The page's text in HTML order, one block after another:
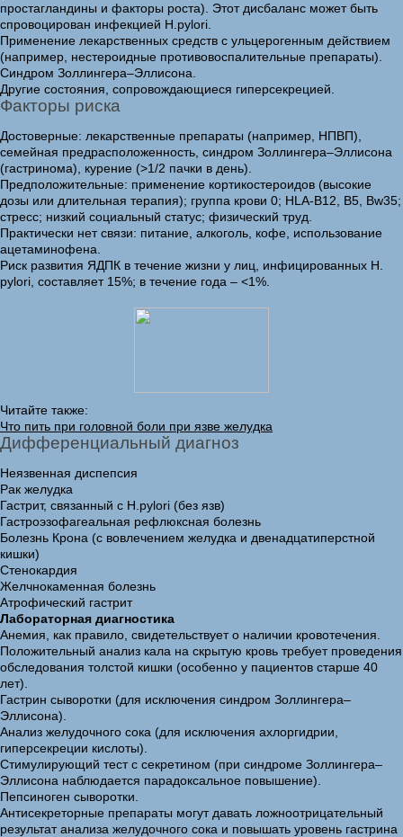
простагландины и факторы роста). Этот дисбаланс может быть
спровоцирован инфекцией H.pylori.
Применение лекарственных средств с ульцерогенным действием
(например, нестероидные противовоспалительные препараты).
Синдром Золлингера–Эллисона.
Другие состояния, сопровождающиеся гиперсекрецией.
Факторы риска
Достоверные: лекарственные препараты (например, НПВП),
семейная предрасположенность, синдром Золлингера–Эллисона
(гастринома), курение (>1/2 пачки в день).
Предположительные: применение кортикостероидов (высокие
дозы или длительная терапия); группа крови 0; HLA-B12, B5, Bw35;
стресс; низкий социальный статус; физический труд.
Практически нет связи: питание, алкоголь, кофе, использование
ацетаминофена.
Риск развития ЯДПК в течение жизни у лиц, инфицированных H.
pylori, составляет 15%; в течение года – <1%.
Читайте также:
Что пить при головной боли при язве желудка
Дифференциальный диагноз
Неязвенная диспепсия
Рак желудка
Гастрит, связанный с H.pylori (без язв)
Гастроэзофагеальная рефлюксная болезнь
Болезнь Крона (с вовлечением желудка и двенадцатиперстной
кишки)
Стенокардия
Желчнокаменная болезнь
Атрофический гастрит
Лабораторная диагностика
Анемия, как правило, свидетельствует о наличии кровотечения.
Положительный анализ кала на скрытую кровь требует проведения
обследования толстой кишки (особенно у пациентов старше 40
лет).
Гастрин сыворотки (для исключения синдром Золлингера–
Эллисона).
Анализ желудочного сока (для исключения ахлоргидрии,
гиперсекреции кислоты).
Стимулирующий тест с секретином (при синдроме Золлингера–
Эллисона наблюдается парадоксальное повышение).
Пепсиноген сыворотки.
Антисекреторные препараты могут давать ложноотрицательный
результат анализа желудочного сока и повышать уровень гастрина